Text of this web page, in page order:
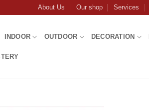
About Us Our shop Services
INDOOR OUTDOOR DECORATION